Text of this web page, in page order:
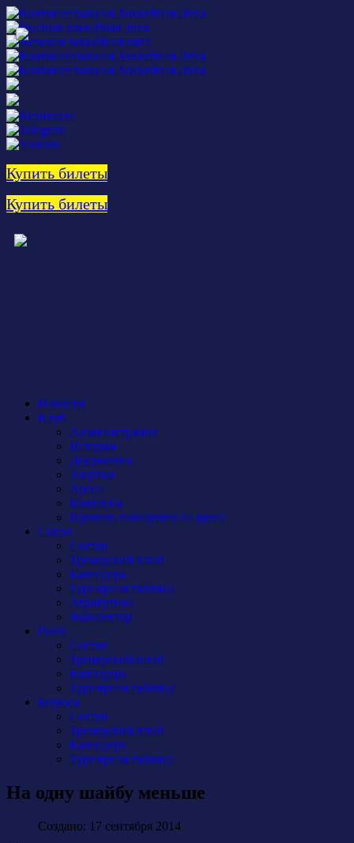
Купить билеты
Купить билеты
Новости
Клуб
Администрация
История
Документы
Закупки
Арена
Контакты
Правила поведения на арене
Сокол
Состав
Тренерский штаб
Календарь
Турнирная таблица
Атрибутика
Фан-сектор
Рыси
Состав
Тренерский штаб
Календарь
Турнирная таблица
Бирюса
Состав
Тренерский штаб
Календарь
Турнирная таблица
На одну шайбу меньше
Создано: 17 сентября 2014